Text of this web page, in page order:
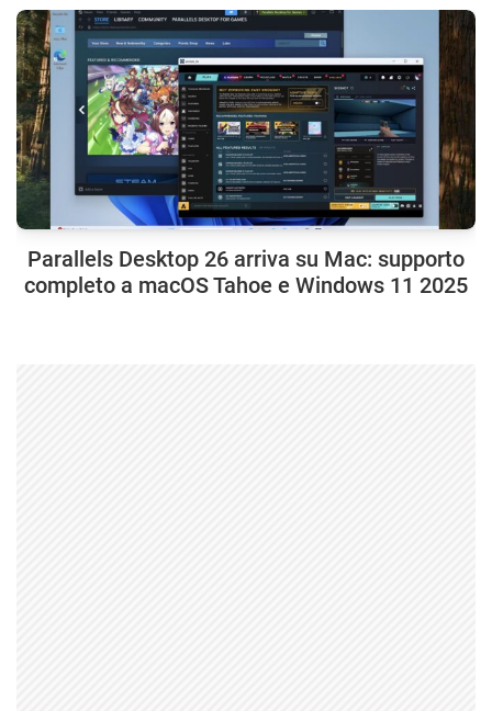
Parallels Desktop 26 arriva su Mac: supporto
completo a macOS Tahoe e Windows 11 2025